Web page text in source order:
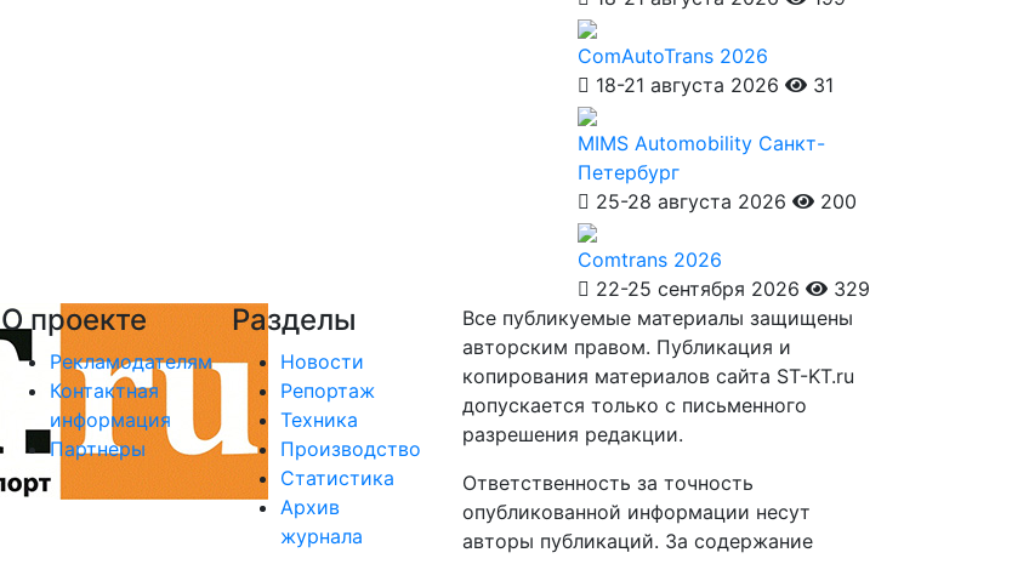
ComAutoTrans 2026
18-21 августа 2026
31
MIMS Automobility Санкт-
Петербург
25-28 августа 2026
200
Comtrans 2026
22-25 сентября 2026
329
О проекте
Рекламодателям
Контактная
информация
Партнеры
Разделы
Новости
Репортаж
Техника
Производство
Статистика
Архив
журнала
Все публикуемые материалы защищены
авторским правом. Публикация и
копирования материалов сайта ST-KT.ru
допускается только с письменного
разрешения редакции.
Ответственность за точность
опубликованной информации несут
авторы публикаций. За содержание